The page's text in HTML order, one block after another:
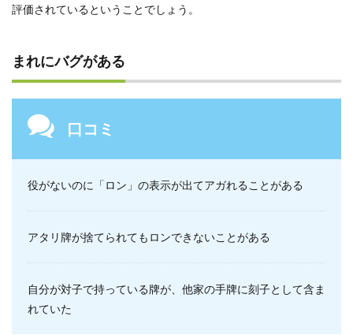
評価されているということでしょう。
まれにバグがある
口コミ
役がないのに「ロン」の表示が出てアガれることがある
アタリ牌が捨てられてもロンできないことがある
自分が対子で持っている牌が、他家の手牌に刻子として含ま
れていた